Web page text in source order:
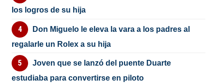
los logros de su hija
Don Miguelo le eleva la vara a los padres al
regalarle un Rolex a su hija
Joven que se lanzó del puente Duarte
estudiaba para convertirse en piloto